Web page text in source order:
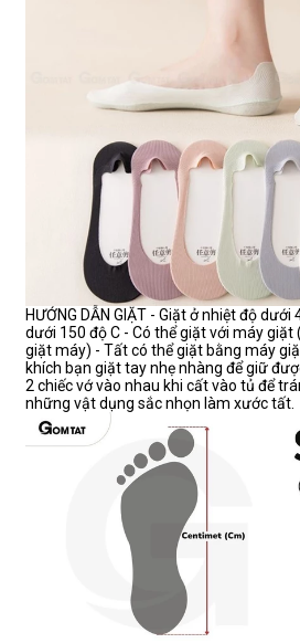
HƯỚNG DẪN GIẶT - Giặt ở nhiệt độ dưới
dưới 150 độ C - Có thể giặt với máy giặt
giặt máy) - Tất có thể giặt bằng máy
khích bạn giặt tay nhẹ nhàng để giữ
2 chiếc vớ vào nhau khi cất vào tủ để
những vật dụng sắc nhọn làm xước tất.